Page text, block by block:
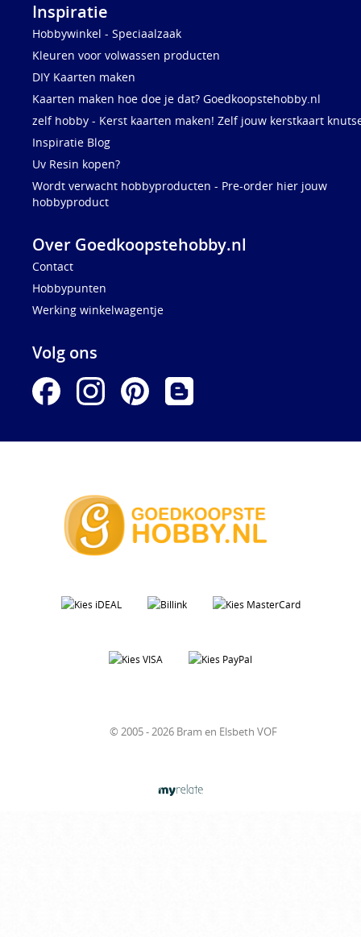
Inspiratie
Hobbywinkel - Speciaalzaak
Kleuren voor volwassen producten
DIY Kaarten maken
Kaarten maken hoe doe je dat? Goedkoopstehobby.nl
zelf hobby - Kerst kaarten maken! Zelf jouw kerstkaart
Inspiratie Blog
Uv Resin kopen?
Wordt verwacht hobbyproducten - Pre-order hier jouw
hobbyproduct
Over Goedkoopstehobby.nl
Contact
Hobbypunten
Werking winkelwagentje
Volg ons
© 2005 - 2026 Bram en Elsbeth VOF